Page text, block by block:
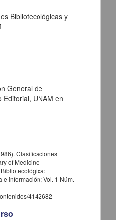
de Investigaciones
Bibliotecológicas y
General de
Editorial, UNAM en
Clasificaciones
of Medicine
información; Vol. 1 Núm.
4142682